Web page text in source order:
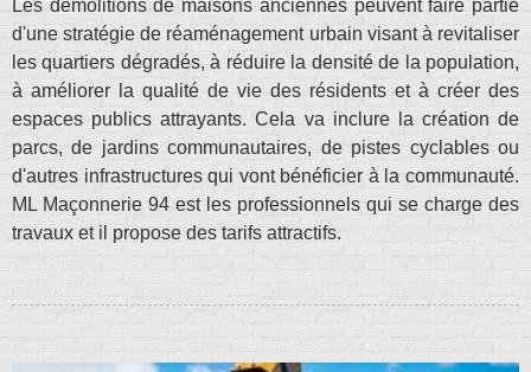
Les démolitions de maisons anciennes peuvent faire partie
d'une stratégie de réaménagement urbain visant à revitaliser
les quartiers dégradés, à réduire la densité de la population,
à améliorer la qualité de vie des résidents et à créer des
espaces publics attrayants. Cela va inclure la création de
parcs, de jardins communautaires, de pistes cyclables ou
d'autres infrastructures qui vont bénéficier à la communauté.
ML Maçonnerie 94 est les professionnels qui se charge des
travaux et il propose des tarifs attractifs.